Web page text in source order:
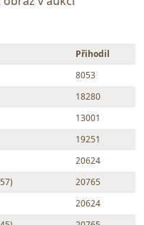
Přihodil
8053
18280
13001
19251
20624
20765
20624